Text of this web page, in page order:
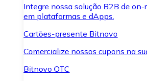
Integre nossa solução B2B de
em plataformas e dApps.
Cartões-presente Bitnovo
Comercialize nossos cupons na
Bitnovo OTC